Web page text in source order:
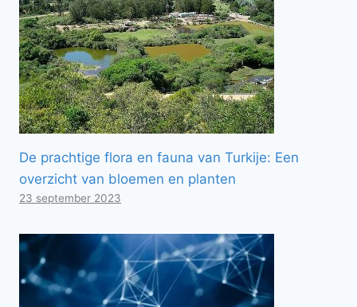
De prachtige flora en fauna van Turkije: Een
overzicht van bloemen en planten
23 september 2023